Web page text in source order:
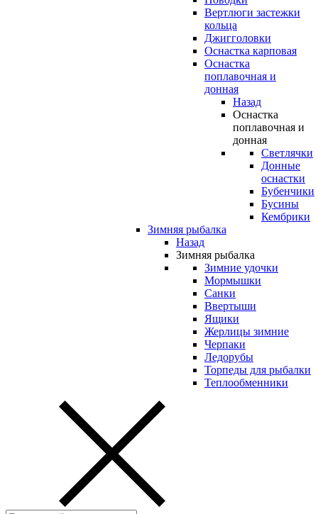
Вертлюги застежки
кольца
Джигголовки
Оснастка карповая
Оснастка
поплавочная и
донная
Назад
Оснастка
поплавочная и
донная
Светлячки
Донные
оснастки
Бубенчики
Бусины
Кембрики
Зимняя рыбалка
Назад
Зимняя рыбалка
Зимние удочки
Мормышки
Санки
Ввертыши
Ящики
Жерлицы зимние
Черпаки
Ледорубы
Торпеды для рыбалки
Теплообменники